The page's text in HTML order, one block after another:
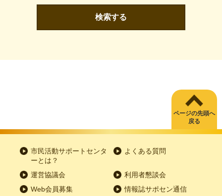
検索する
ページの先頭へ
戻る
市民活動サポートセンタ
ーとは？
よくある質問
運営協議会
利用者懇談会
Web会員募集
情報誌サポセン通信